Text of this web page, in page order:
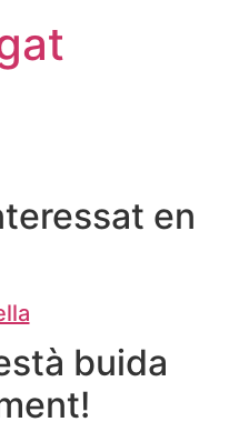
en
buida